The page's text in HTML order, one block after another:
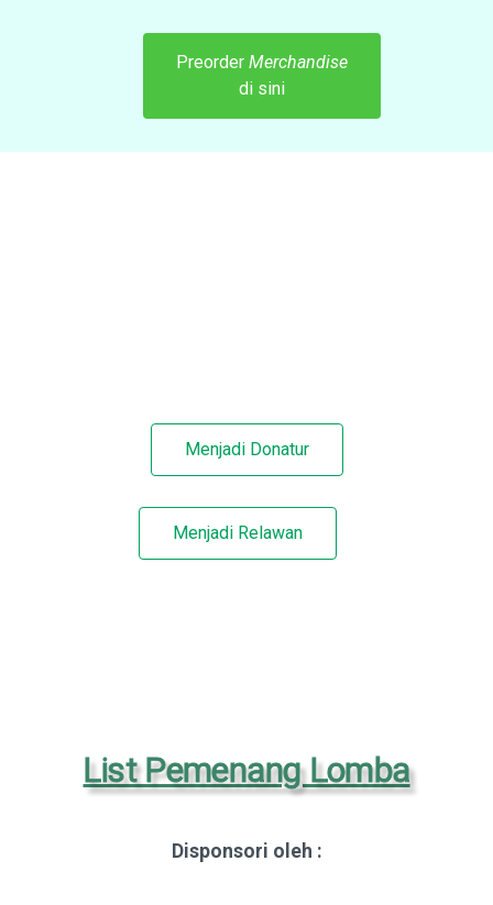
Preorder Merchandise
di sini
Menjadi Donatur
Menjadi Relawan
List Pemenang Lomba
Disponsori oleh :